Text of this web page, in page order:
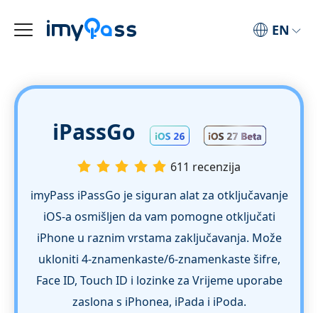
EN
iPassGo
611 recenzija
imyPass iPassGo je siguran alat za otključavanje
iOS‑a osmišljen da vam pomogne otključati
iPhone u raznim vrstama zaključavanja. Može
ukloniti 4-znamenkaste/6-znamenkaste šifre,
Face ID, Touch ID i lozinke za Vrijeme uporabe
zaslona s iPhonea, iPada i iPoda.